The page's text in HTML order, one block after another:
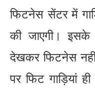
फिटनेस सेंटर में
की जाएगी। इसके
देखकर फिटनेस
पर फिट गाड़ियां